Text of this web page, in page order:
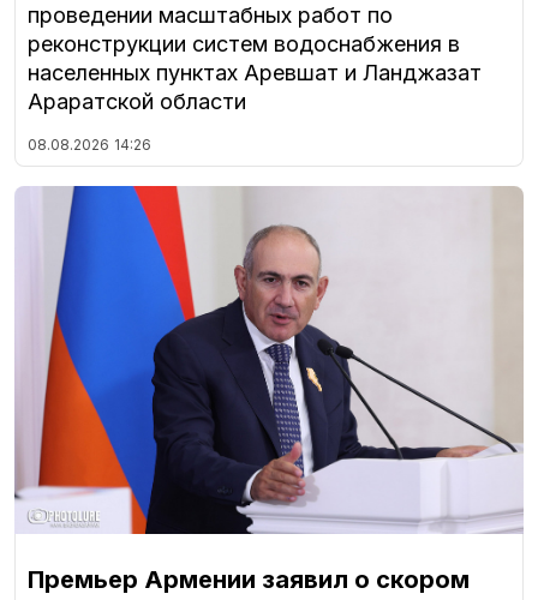
проведении масштабных работ по
реконструкции систем водоснабжения в
населенных пунктах Аревшат и Ланджазат
Араратской области
08.08.2026 14:26
Премьер Армении заявил о скором